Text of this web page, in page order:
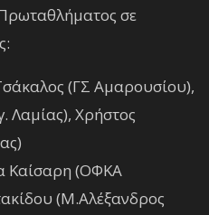
σε
(ΓΣ Αμαρουσίου),
Λαμίας), Χρήστος
Καίσαρη (ΟΦΚΑ
(Μ.Αλέξανδρος